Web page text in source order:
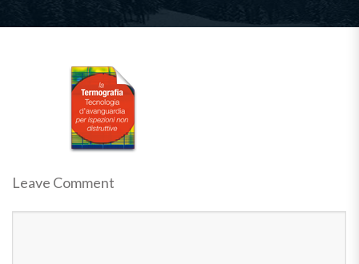
Leave Comment